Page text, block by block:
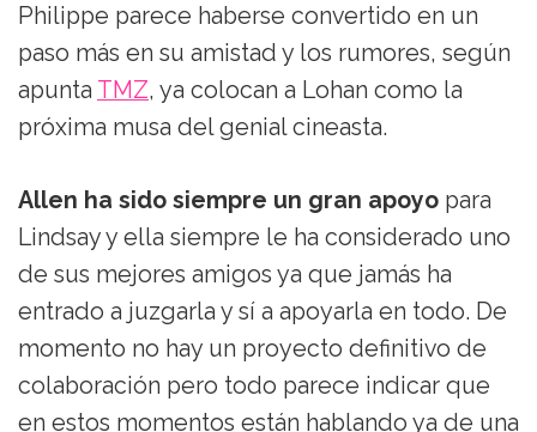
Philippe parece haberse convertido en un
paso más en su amistad y los rumores, según
apunta TMZ, ya colocan a Lohan como la
próxima musa del genial cineasta.
Allen ha sido siempre un gran apoyo para
Lindsay y ella siempre le ha considerado uno
de sus mejores amigos ya que jamás ha
entrado a juzgarla y sí a apoyarla en todo. De
momento no hay un proyecto definitivo de
colaboración pero todo parece indicar que
en estos momentos están hablando ya de una